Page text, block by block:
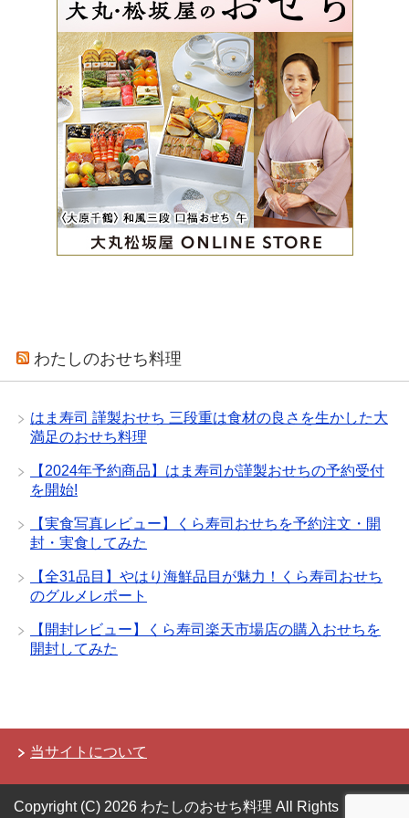
わたしのおせち料理
はま寿司 謹製おせち 三段重は食材の良さを生かした大
満足のおせち料理
【2024年予約商品】はま寿司が謹製おせちの予約受付
を開始!
【実食写真レビュー】くら寿司おせちを予約注文・開
封・実食してみた
【全31品目】やはり海鮮品目が魅力！くら寿司おせち
のグルメレポート
【開封レビュー】くら寿司楽天市場店の購入おせちを
開封してみた
当サイトについて
Copyright (C) 2026 わたしのおせち料理 All Rights